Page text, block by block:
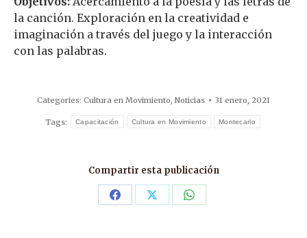
la canción. Exploración en la creatividad e
imaginación a través del juego y la interacción
con las palabras.
Categories: Cultura en Movimiento, Noticias 31 enero, 2021
Tags: Capacitación Cultura en Movimiento Montecarlo
Compartir esta publicación
Share Share Share